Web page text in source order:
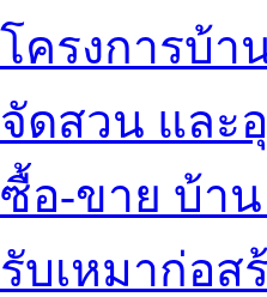
โครงการบ้า
จัดสวน และ
ซื้อ-ขาย บ้า
รับเหมาก่อส